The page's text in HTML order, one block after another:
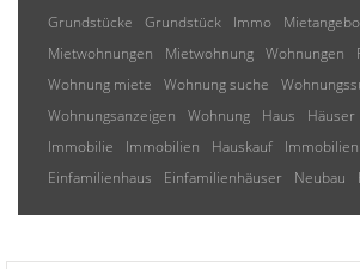
Grundstücke
Grundstück Immo
Mietwohnungen
Mietwohnung Wohnungen
Wohnung miete
Wohnung suche
Wohnungsanzeigen
Wohnung Haus Häuser
Immobilie
Immobilien Hauskauf
Einfamilienhaus
Einfamilienhäuser Neubau